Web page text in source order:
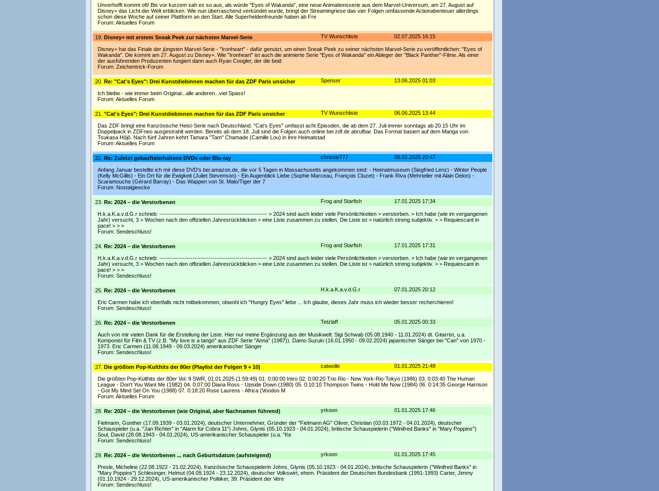
Unverhofft kommt oft! Bis vor kurzem sah es so aus, als würde "Eyes of Wakanda", eine neue Animationsserie aus dem Marvel-Universum, am 27. August auf
Disney+ das Licht der Welt erblicken. Wie nun überraschend verkündet wurde, bringt der Streamingriese das vier Folgen umfassende Actionabenteuer allerdings
schon diese Woche auf seiner Plattform an den Start. Alle Superheldenfreunde haben ab Fre
Forum: Aktuelles Forum
02.07.2025 16:15
TV Wunschliste
19. Disney+ mit erstem Sneak Peek zur nächsten Marvel-Serie
Disney+ hat das Finale der jüngsten Marvel-Serie - "Ironheart" - dafür genutzt, um einen Sneak Peek zu seiner nächsten Marvel-Serie zu veröffentlichen: "Eyes of
Wakanda". Die kommt am 27. August zu Disney+. Wie "Ironheart" ist auch die animierte Serie "Eyes of Wakanda" ein Ableger der "Black Panther"-Filme. Als einer
der ausführenden Produzenten fungiert dann auch Ryan Coogler, der die beid
Forum: Zeichentrick-Forum
13.06.2025 01:03
Spenser
20. Re: "Cat's Eyes": Drei Kunstdiebinnen machen für das ZDF Paris unsicher
Ich bleibe - wie immer beim Original...alle anderen...viel Spass!
Forum: Aktuelles Forum
06.06.2025 13:44
TV Wunschliste
21. "Cat's Eyes": Drei Kunstdiebinnen machen für das ZDF Paris unsicher
Das ZDF bringt eine französische Heist-Serie nach Deutschland. "Cat's Eyes" umfasst acht Episoden, die ab dem 27. Juli immer sonntags ab 20.15 Uhr im
Doppelpack in ZDFneo ausgestrahlt werden. Bereits ab dem 18. Juli sind die Folgen auch online bei zdf.de abrufbar. Das Format basiert auf dem Manga von
Tsukasa Hōjō. Nach fünf Jahren kehrt Tamara "Tam" Chamade (Camille Lou) in ihre Heimatstad
Forum: Aktuelles Forum
06.02.2025 20:47
chrissie777
22. Re: Zuletzt gekaufte/erhaltene DVDs oder Blu-ray
Anfang Januar bestellte ich mir diese DVD's bei amazon.de, die vor 5 Tagen in Massachusetts angekommen sind: - Heimatmuseum (Siegfried Lenz) - Winter People
(Kelly McGillis) - Ein Ort für die Ewigkeit (Juliet Stevenson) - Ein Augenblick Liebe (Sophie Marceau, François Cluzet) - Frank Riva (Mehrteiler mit Alain Delon) -
Scaramouche (Gérard Barray) - Das Wappen von St. Malo/Tiger der 7
Forum: Nostalgieecke
17.01.2025 17:34
Frog and Starfish
23. Re: 2024 – die Verstorbenen
H.k.a.K.a.v.d.G.r schrieb: ------------------------------------------------------- > 2024 sind auch leider viele Persönlichkeiten > verstorben. > Ich habe (wie im vergangenen
Jahr) versucht, 3 > Wochen nach den offiziellen Jahresrückblicken > eine Liste zusammen zu stellen. Die Liste ist > natürlich streng subjektiv. > > Requiescant in
pace! > > >
Forum: Sendeschluss!
17.01.2025 17:31
Frog and Starfish
24. Re: 2024 – die Verstorbenen
H.k.a.K.a.v.d.G.r schrieb: ------------------------------------------------------- > 2024 sind auch leider viele Persönlichkeiten > verstorben. > Ich habe (wie im vergangenen
Jahr) versucht, 3 > Wochen nach den offiziellen Jahresrückblicken > eine Liste zusammen zu stellen. Die Liste ist > natürlich streng subjektiv. > > Requiescant in
pace! > > >
Forum: Sendeschluss!
07.01.2025 20:12
H.k.a.K.a.v.d.G.r
25. Re: 2024 – die Verstorbenen
Eric Carmen habe ich ebenfalls nicht mitbekommen, obwohl ich "Hungry Eyes" liebe ... Ich glaube, dieses Jahr muss ich wieder besser recherchieren!
Forum: Sendeschluss!
05.01.2025 00:33
Tetzlaff
26. Re: 2024 – die Verstorbenen
Auch von mir vielen Dank für die Erstellung der Liste. Hier nur meine Ergänzung aus der Musikwelt: Sigi Schwab (05.08.1940 - 11.01.2024) dt. Gitarrist, u.a.
Komponist für Film & TV (z.B. "My love is a tango" aus ZDF Serie "Anna" (1987)). Damo Suzuki (16.01.1950 - 09.02.2024) japanischer Sänger bei "Can" von 1970 -
1973. Eric Carmen (11.08.1949 - 09.03.2024) amerikanischer Sänger
Forum: Sendeschluss!
01.01.2025 21:48
catwolle
27. Die größten Pop-Kulthits der 80er (Playlist der Folgen 9 + 10)
Die größten Pop-Kulthits der 80er Vol. 9 SWR, 01.01.2025 (1:59:49) 01. 0:00:00 Intro 02. 0:00:20 Trio Rio - New York-Rio-Tokyo (1986) 03. 0:03:40 The Human
League - Don't You Want Me (1982) 04. 0:07:00 Diana Ross - Upside Down (1980) 05. 0:10:10 Thompson Twins - Hold Me Now (1984) 06. 0:14:35 George Harrison
- Got My Mind Set On You (1988) 07. 0:18:20 Rose Laurens - Africa (Voodoo M
Forum: Aktuelles Forum
01.01.2025 17:46
yrkoon
28. Re: 2024 – die Verstorbenen (wie Original, aber Nachnamen führend)
Fielmann, Günther (17.09.1939 - 03.01.2024), deutscher Unternehmer, Gründer der "Fielmann AG" Oliver, Christian (03.03.1972 - 04.01.2024), deutscher
Schauspieler (u.a. "Jan Richter" in "Alarm für Cobra 11") Johns, Glynis (05.10.1923 - 04.01.2024), britische Schauspielerin ("Winifred Banks" in "Mary Poppins")
Soul, David (28.08.1943 - 04.01.2024), US-amerikanischer Schauspieler (u.a. "Ke
Forum: Sendeschluss!
01.01.2025 17:45
yrkoon
29. Re: 2024 – die Verstorbenen ... nach Geburtsdatum (aufsteigend)
Presle, Micheline (22.08.1922 - 21.02.2024), französische Schauspielerin Johns, Glynis (05.10.1923 - 04.01.2024), britische Schauspielerin ("Winifred Banks" in
"Mary Poppins") Schlesinger, Helmut (04.09.1924 - 23.12.2024), deutscher Volkswirt, ehem. Präsident der Deutschen Bundesbank (1991-1993) Carter, Jimmy
(01.10.1924 - 29.12.2024), US-amerikanischer Politiker, 39. Präsident der Vere
Forum: Sendeschluss!